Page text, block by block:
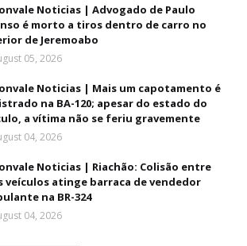
Noticias | Advogado de Paulo
é morto a tiros dentro de carro no
de Jeremoabo
05, 2026
Noticias | Mais um capotamento é
na BA-120; apesar do estado do
a vítima não se feriu gravemente
04, 2026
Noticias | Riachão: Colisão entre
veículos atinge barraca de vendedor
na BR-324
04, 2026